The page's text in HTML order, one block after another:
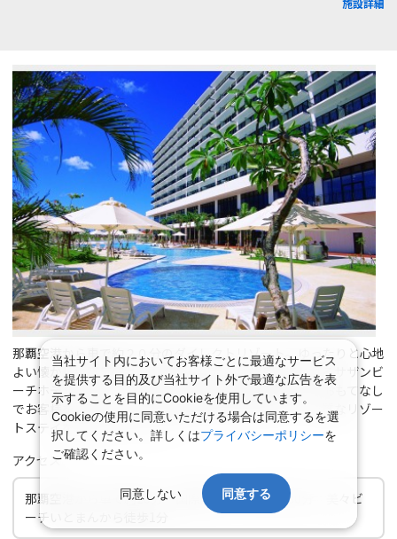
那覇空港から車で約２０分のダイレクトリゾート。ゆったりと心地
よい懐かしい空気感と、青く澄んだ大らかな海に抱かれるサザンビ
ーチホテル＆リゾート沖縄は、充実した設備と細やかなおもてなし
でお客様をお迎え致します。優雅な時の流れのなか、上質なリゾー
トステイをお楽しみください。
アクセス
那覇空港から車で約20分 国際通りから車で約30分 美々ビ
ーチいとまんから徒歩1分
当社サイト内においてお客様ごとに最適なサービス
を提供する目的及び当社サイト外で最適な広告を表
示することを目的にCookieを使用しています。
Cookieの使用に同意いただける場合は同意するを選
択してください。詳しくはプライバシーポリシーを
ご確認ください。
同意しない 同意する